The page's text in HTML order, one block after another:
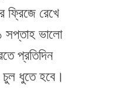
ফ্রিজে রেখে
সপ্তাহ ভালো
প্রতিদিন
চুল ধুতে হবে।